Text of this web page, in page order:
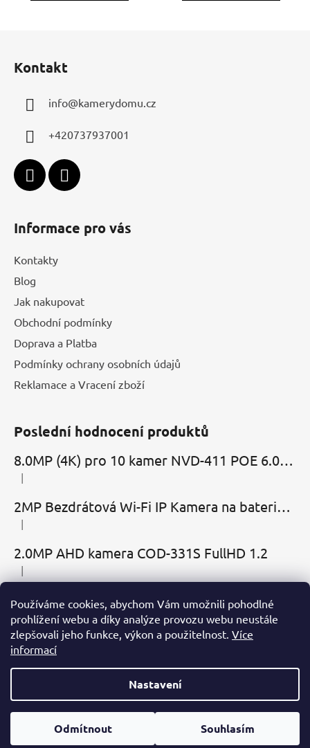
Používáme cookies, abychom Vám umožnili pohodlné
prohlížení webu a díky analýze provozu webu neustále
zlepšovali jeho funkce, výkon a použitelnost. Více
informací
Nastavení
Odmítnout Souhlasím
Kontakt
info@kamerydomu.cz
+420737937001
Informace pro vás
Kontakty
Blog
Jak nakupovat
Obchodní podmínky
Doprava a Platba
Podmínky ochrany osobních údajů
Reklamace a Vracení zboží
Poslední hodnocení produktů
8.0MP (4K) pro 10 kamer NVD-411 POE 6.0 Cloud
Hodnocení produktu je 5 z 5 hvězdiček.
|
2MP Bezdrátová Wi-Fi IP Kamera na baterie MBC-Cubic s mikrofonem, reproduktorem a slotem microSD
Hodnocení produktu je 2 z 5 hvězdiček.
|
2.0MP AHD kamera COD-331S FullHD 1.2
Hodnocení produktu je 5 z 5 hvězdiček.
|
Přijímáme online platby
Vytvořil Shoptet
Copyright 2026
. Všechna práva